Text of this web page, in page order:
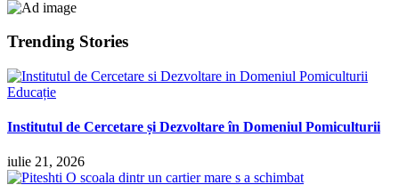
Trending Stories
Educație
Institutul de Cercetare și Dezvoltare în Domeniul Pomiculturii
iulie 21, 2026